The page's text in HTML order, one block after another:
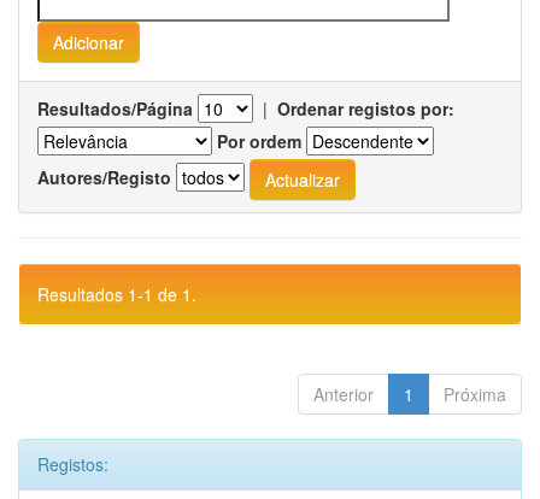
Resultados/Página | Ordenar registos por:
Por ordem
Autores/Registo
Resultados 1-1 de 1.
Anterior 1 Próxima
Registos: